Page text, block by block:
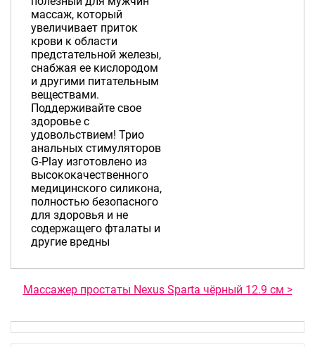
массаж, который
увеличивает приток
крови к области
предстательной железы,
снабжая ее кислородом
и другими питательным
веществами.
Поддерживайте свое
здоровье с
удовольствием! Трио
анальных стимуляторов
G-Play изготовлено из
высококачественного
медицинского силикона,
полностью безопасного
для здоровья и не
содержащего фталаты и
другие вредны
Массажер простаты Nexus Sparta чёрный 12.9 см >